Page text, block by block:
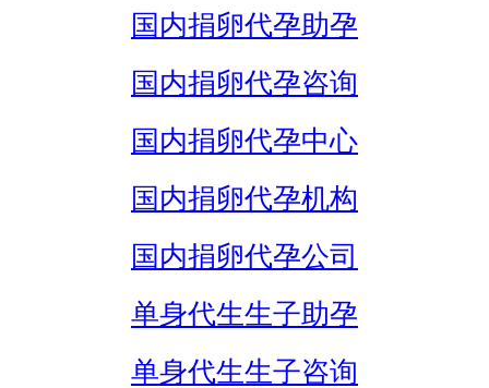
国内捐卵代孕助孕
国内捐卵代孕咨询
国内捐卵代孕中心
国内捐卵代孕机构
国内捐卵代孕公司
单身代生生子助孕
单身代生生子咨询